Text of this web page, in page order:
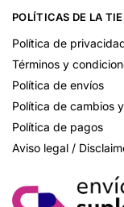
POLÍTICAS DE LA
Política de
Términos y
Política de envíos
Política de cambios
Política de pagos
Aviso legal /